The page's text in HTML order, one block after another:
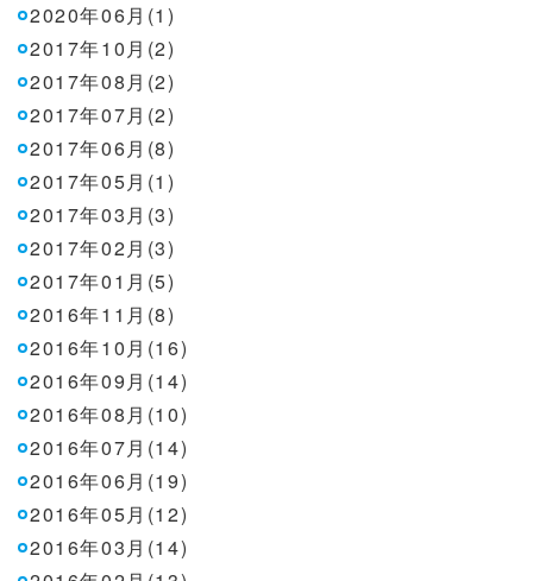
2020年06月(1)
2017年10月(2)
2017年08月(2)
2017年07月(2)
2017年06月(8)
2017年05月(1)
2017年03月(3)
2017年02月(3)
2017年01月(5)
2016年11月(8)
2016年10月(16)
2016年09月(14)
2016年08月(10)
2016年07月(14)
2016年06月(19)
2016年05月(12)
2016年03月(14)